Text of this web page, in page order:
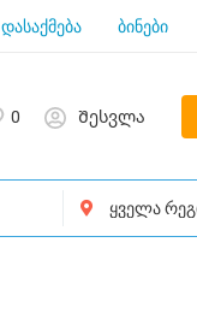
დასაქმება ბინები
0 Შესვლა